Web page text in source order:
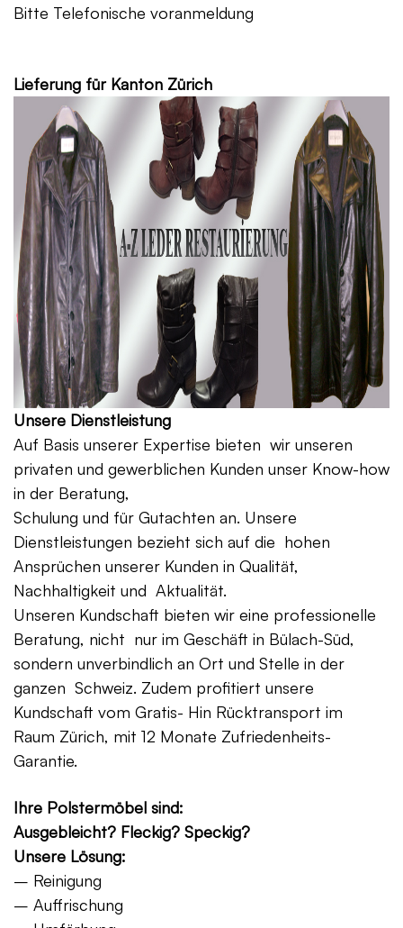
Bitte Telefonische voranmeldung
Lieferung für Kanton Zürich
Unsere Dienstleistung
Auf Basis unserer Expertise bieten wir unseren
privaten und gewerblichen Kunden unser Know-how
in der Beratung,
Schulung und für Gutachten an. Unsere
Dienstleistungen bezieht sich auf die hohen
Ansprüchen unserer Kunden in Qualität,
Nachhaltigkeit und Aktualität.
Unseren Kundschaft bieten wir eine professionelle
Beratung, nicht nur im Geschäft in Bülach-Süd,
sondern unverbindlich an Ort und Stelle in der
ganzen Schweiz. Zudem profitiert unsere
Kundschaft vom Gratis- Hin Rücktransport im
Raum Zürich, mit 12 Monate Zufriedenheits-
Garantie.
Ihre Polstermöbel sind:
Ausgebleicht? Fleckig? Speckig?
Unsere Lösung:
– Reinigung
– Auffrischung